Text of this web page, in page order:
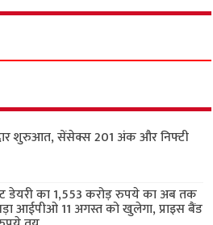
शुरुआत, सेंसेक्स 201 अंक और निफ्टी
डेयरी का 1,553 करोड़ रुपये का अब तक
आईपीओ 11 अगस्त को खुलेगा, प्राइस बैंड